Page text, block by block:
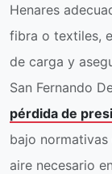
Henares
fibra o textiles,
de carga y
San Fernando
pérdida de
bajo
aire necesario